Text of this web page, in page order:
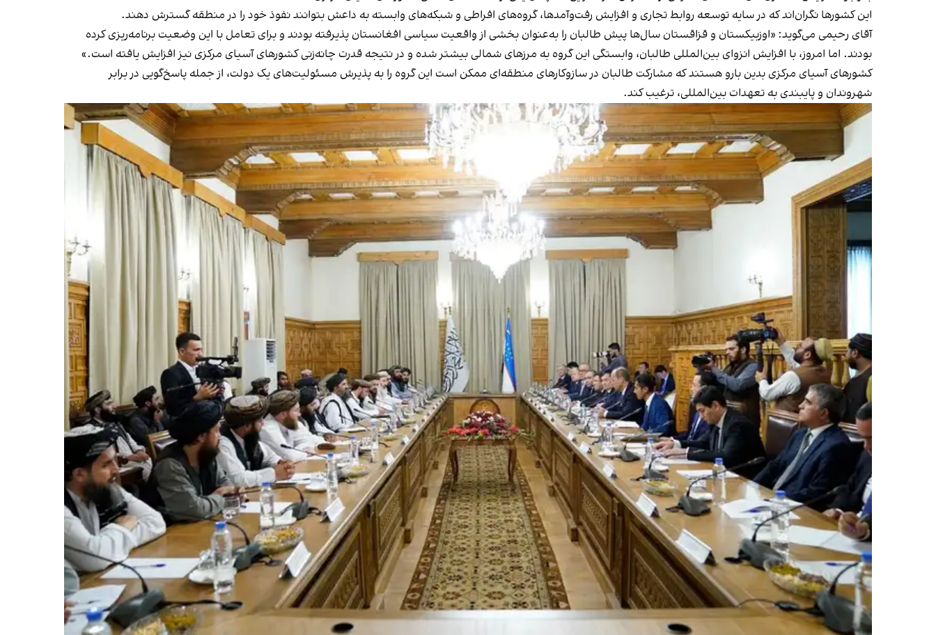
این کشورها نگران‌اند که در سایه توسعه روابط تجاری و افزایش رفت‌وآمدها، گروه‌های افراطی و شبکه‌های وابسته به داعش بتوانند نفوذ خود را در منطقه گسترش دهند.
آقای رحیمی می‌گوید: «اوزبیکستان و قزاقستان سال‌ها پیش طالبان را به‌عنوان بخشی از واقعیت سیاسی افغانستان پذیرفته بودند و برای تعامل با این وضعیت برنامه‌ریزی کرده
بودند. اما امروز، با افزایش انزوای بین‌المللی طالبان، وابستگی این گروه به مرزهای شمالی بیشتر شده و در نتیجه قدرت چانه‌زنی کشورهای آسیای مرکزی نیز افزایش یافته است.»
کشورهای آسیای مرکزی بدین بارو هستند که مشارکت طالبان در سازوکارهای منطقه‌ای ممکن است این گروه را به پذیرش مسئولیت‌های یک دولت، از جمله پاسخ‌گویی در برابر
شهروندان و پایبندی به تعهدات بین‌المللی، ترغیب کند.